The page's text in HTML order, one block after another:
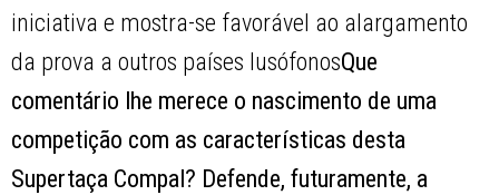
iniciativa e mostra-se favorável ao alargamento
da prova a outros países lusófonosQue
comentário lhe merece o nascimento de uma
competição com as características desta
Supertaça Compal? Defende, futuramente, a